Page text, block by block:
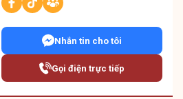
Nhắn tin cho tôi
Gọi điện trực tiếp